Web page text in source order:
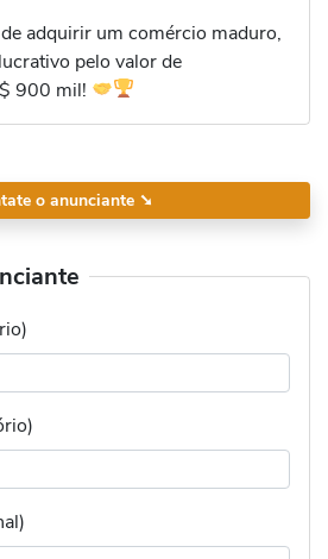
adquirir um comércio maduro,
pelo valor de
900 mil!
o anunciante ➘